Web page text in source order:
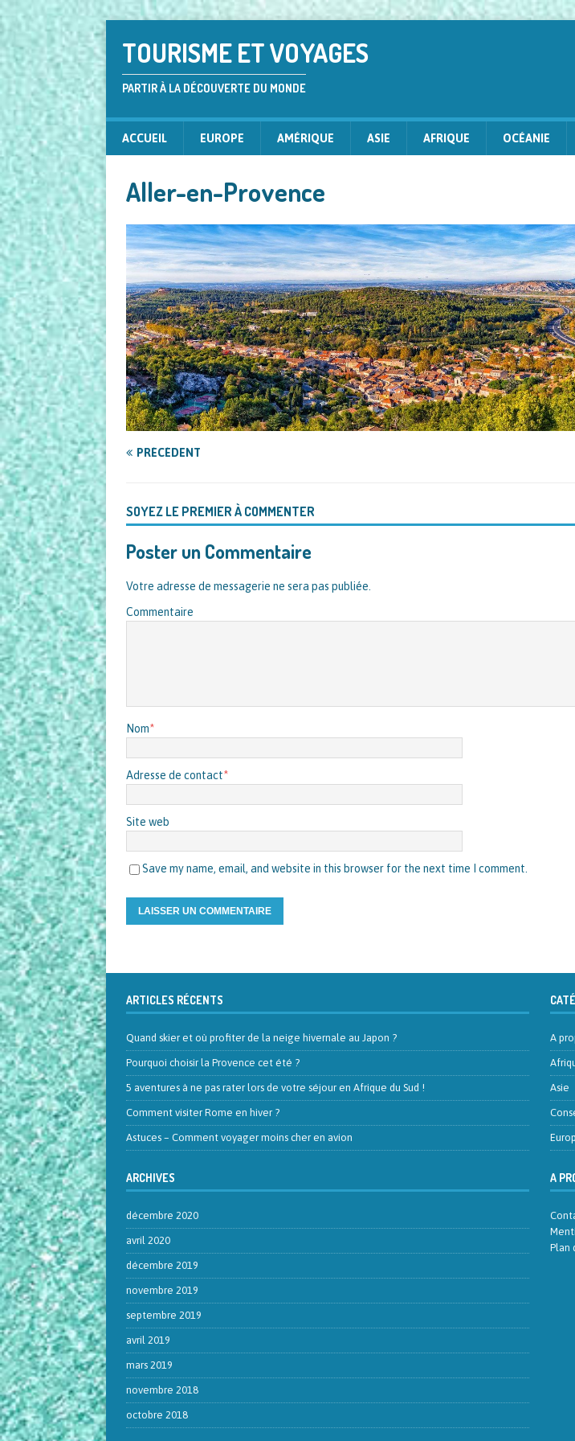
TOURISME ET VOYAGES
PARTIR À LA DÉCOUVERTE DU MONDE
ACCUEIL EUROPE AMÉRIQUE ASIE AFRIQUE OCÉANIE
Aller-en-Provence
PRÉCÉDENT
SOYEZ LE PREMIER À COMMENTER
Poster un Commentaire
Votre adresse de messagerie ne sera pas publiée.
Commentaire
Nom*
Adresse de contact*
Site web
Save my name, email, and website in this browser for the next time I comment.
ARTICLES RÉCENTS
Quand skier et où profiter de la neige hivernale au Japon ?
Pourquoi choisir la Provence cet été ?
5 aventures à ne pas rater lors de votre séjour en Afrique du Sud !
Comment visiter Rome en hiver ?
Astuces – Comment voyager moins cher en avion
ARCHIVES
décembre 2020
avril 2020
décembre 2019
novembre 2019
septembre 2019
avril 2019
mars 2019
novembre 2018
octobre 2018
A
Asie
A
Plan